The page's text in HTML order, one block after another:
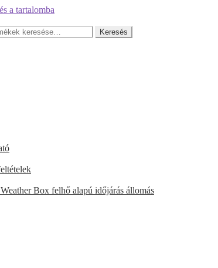
a tartalomba
Keresés
Box felhő alapú időjárás állomás